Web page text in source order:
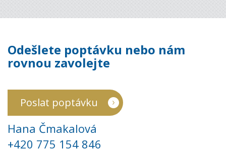
Odešlete poptávku nebo nám
rovnou zavolejte
Poslat poptávku
Hana Čmakalová
+420 775 154 846